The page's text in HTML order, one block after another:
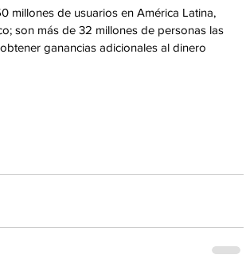
millones de usuarios en América Latina,
son más de 32 millones de personas las
ganancias adicionales al dinero